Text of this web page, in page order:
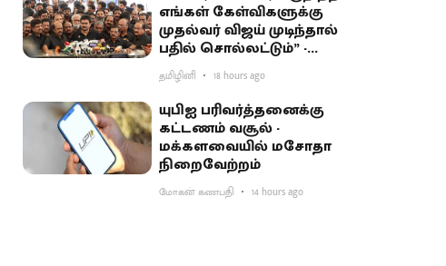
எங்கள் கேள்விகளுக்கு
முதல்வர் விஜய் முடிந்தால்
பதில் சொல்லட்டும்” -
உதயநிதி சவால்
தமிழினி 18 hours ago
யுபிஐ பரிவர்த்தனைக்கு
கட்டணம் வசூல் -
மக்களவையில் மசோதா
நிறைவேற்றம்
மோகன் கணபதி 14 hours ago